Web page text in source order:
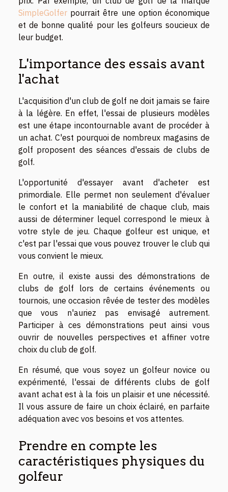
SimpleGolfer pourrait être une option économique
et de bonne qualité pour les golfeurs soucieux de
leur budget.
L'importance des essais avant
l'achat
L'acquisition d'un club de golf ne doit jamais se faire
à la légère. En effet, l'essai de plusieurs modèles
est une étape incontournable avant de procéder à
un achat. C'est pourquoi de nombreux magasins de
golf proposent des séances d'essais de clubs de
golf.
L'opportunité d'essayer avant d'acheter est
primordiale. Elle permet non seulement d'évaluer
le confort et la maniabilité de chaque club, mais
aussi de déterminer lequel correspond le mieux à
votre style de jeu. Chaque golfeur est unique, et
c'est par l'essai que vous pouvez trouver le club qui
vous convient le mieux.
En outre, il existe aussi des démonstrations de
clubs de golf lors de certains événements ou
tournois, une occasion rêvée de tester des modèles
que vous n'auriez pas envisagé autrement.
Participer à ces démonstrations peut ainsi vous
ouvrir de nouvelles perspectives et affiner votre
choix du club de golf.
En résumé, que vous soyez un golfeur novice ou
expérimenté, l'essai de différents clubs de golf
avant achat est à la fois un plaisir et une nécessité.
Il vous assure de faire un choix éclairé, en parfaite
adéquation avec vos besoins et vos attentes.
Prendre en compte les
caractéristiques physiques du
golfeur